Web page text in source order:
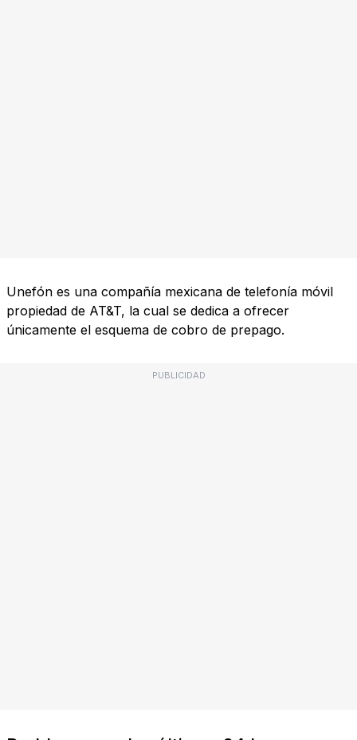
Unefón es una compañía mexicana de telefonía móvil
propiedad de AT&T, la cual se dedica a ofrecer
únicamente el esquema de cobro de prepago.
PUBLICIDAD